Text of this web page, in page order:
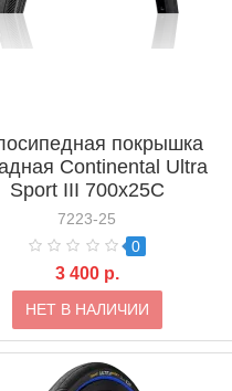
покрышка
Continental Ultra
Sport III 700x25C
7223-25
0
3 400 р.
НЕТ В НАЛИЧИИ